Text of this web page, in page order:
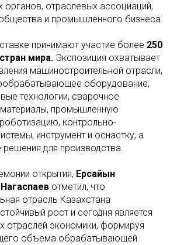
органов, отраслевых ассоциаций,
и промышленного бизнеса.
принимают участие более 250
мира. Экспозиция охватывает
машиностроительной отрасли,
оборудование,
технологии, сварочное
промышленную
контрольно-
инструмент и оснастку, а
для производства.
открытия, Ерсайын
отметил, что
отрасль Казахстана
рост и сегодня является
отраслей экономики, формируя
объема обрабатывающей